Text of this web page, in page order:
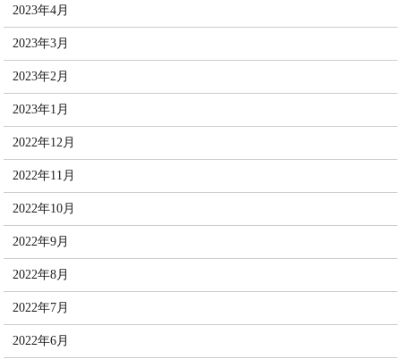
2023年4月
2023年3月
2023年2月
2023年1月
2022年12月
2022年11月
2022年10月
2022年9月
2022年8月
2022年7月
2022年6月